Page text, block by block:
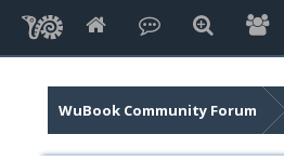
WuBook Community Forum